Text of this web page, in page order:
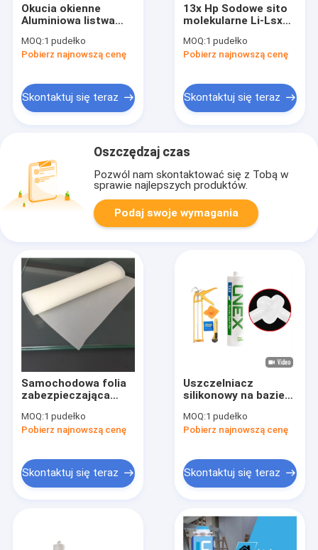
Okucia okienne
Aluminiowa listwa
izolacyjnego
MOQ:1 pudełko
Pobierz najnowszą cenę
Skontaktuj się teraz
13x Hp Sodowe sito
molekularne Li-Lsx
mm 1,6-2,5 mm
MOQ:1 pudełko
Pobierz najnowszą cenę
Skontaktuj się teraz
Oszczędzaj czas
Pozwól nam skontaktować się z Tobą w
sprawie najlepszych produktów.
Podaj swoje wymagania
Samochodowa folia
zabezpieczająca
do szkła
laminowanego
MOQ:1 pudełko
Pobierz najnowszą cenę
Skontaktuj się teraz
Uszczelniacz
silikonowy na bazie
ogólnego
zastosowania
MOQ:1 pudełko
Pobierz najnowszą cenę
Skontaktuj się teraz